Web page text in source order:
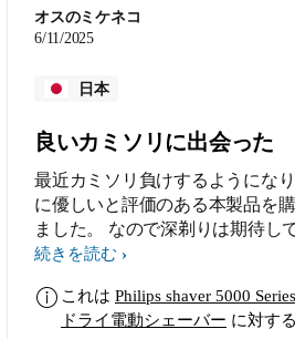
メンテナンスが楽です。 今まで4
入しています。
オスのミケネコ
6/11/2025
日本
良いカミソリに出会った
最近カミソリ負けするようにな
に優しいと評価のある本製品を
ました。 なので深剃りは期待し
かったのですが、使ってみて驚き
分がキレイに剃れしかもT字カミ
のウェットシェービングの後の
続きを読む
これは Philips shaver 5000
ドライ電動シェーバー に対す